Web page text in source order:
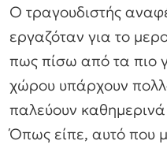
Ο τραγουδιστής
εργαζόταν για το
πως πίσω από τα πιο
χώρου υπάρχουν
παλεύουν
Όπως είπε, αυτό που